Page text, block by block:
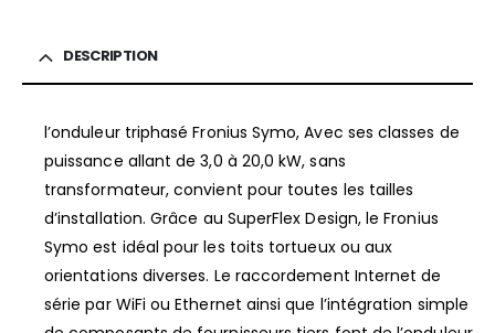
DESCRIPTION
l’onduleur triphasé Fronius Symo, Avec ses classes de
puissance allant de 3,0 à 20,0 kW, sans
transformateur, convient pour toutes les tailles
d’installation. Grâce au SuperFlex Design, le Fronius
Symo est idéal pour les toits tortueux ou aux
orientations diverses. Le raccordement Internet de
série par WiFi ou Ethernet ainsi que l’intégration simple